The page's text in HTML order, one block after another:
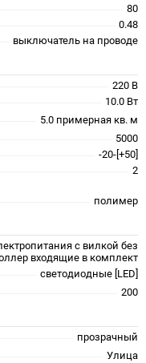
80
0.48
выключатель на проводе
220 В
10.0 Вт
5.0 примерная кв. м
5000
-20-[+50]
2
полимер
с вилкой без
входящие в комплект
светодиодные [LED]
200
прозрачный
Улица